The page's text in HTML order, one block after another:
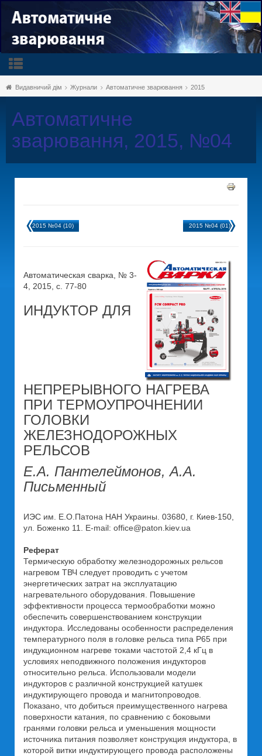
Видавничий дім Журнали Автоматичне зварювання 2015
Автоматичне
зварювання, 2015, №04
2015 №04 (10) 2015 №04 (01)
Автоматическая сварка, № 3-
4, 2015, с. 77-80
ИНДУКТОР ДЛЯ
НЕПРЕРЫВНОГО НАГРЕВА
ПРИ ТЕРМОУПРОЧНЕНИИ
ГОЛОВКИ
ЖЕЛЕЗНОДОРОЖНЫХ
РЕЛЬСОВ
Е.А. Пантелеймонов, А.А.
Письменный
ИЭС им. Е.О.Патона НАН Украины. 03680, г. Киев-150,
ул. Боженко 11. Е-mail: office@paton.kiev.ua
Реферат
Термическую обработку железнодорожных рельсов
нагревом ТВЧ следует проводить с учетом
энергетических затрат на эксплуатацию
нагревательного оборудования. Повышение
эффективности процесса термообработки можно
обеспечить совершенствованием конструкции
индуктора. Исследованы особенности распределения
температурного поля в головке рельса типа Р65 при
индукционном нагреве токами частотой 2,4 кГц в
условиях неподвижного положения индукторов
относительно рельса. Использовали модели
индукторов с различной конструкцией катушек
индуктирующего провода и магнитопроводов.
Показано, что добиться преимущественного нагрева
поверхности катания, по сравнению с боковыми
гранями головки рельса и уменьшения мощности
источника питания позволяет конструкция индуктора, в
которой витки индуктирующего провода расположены